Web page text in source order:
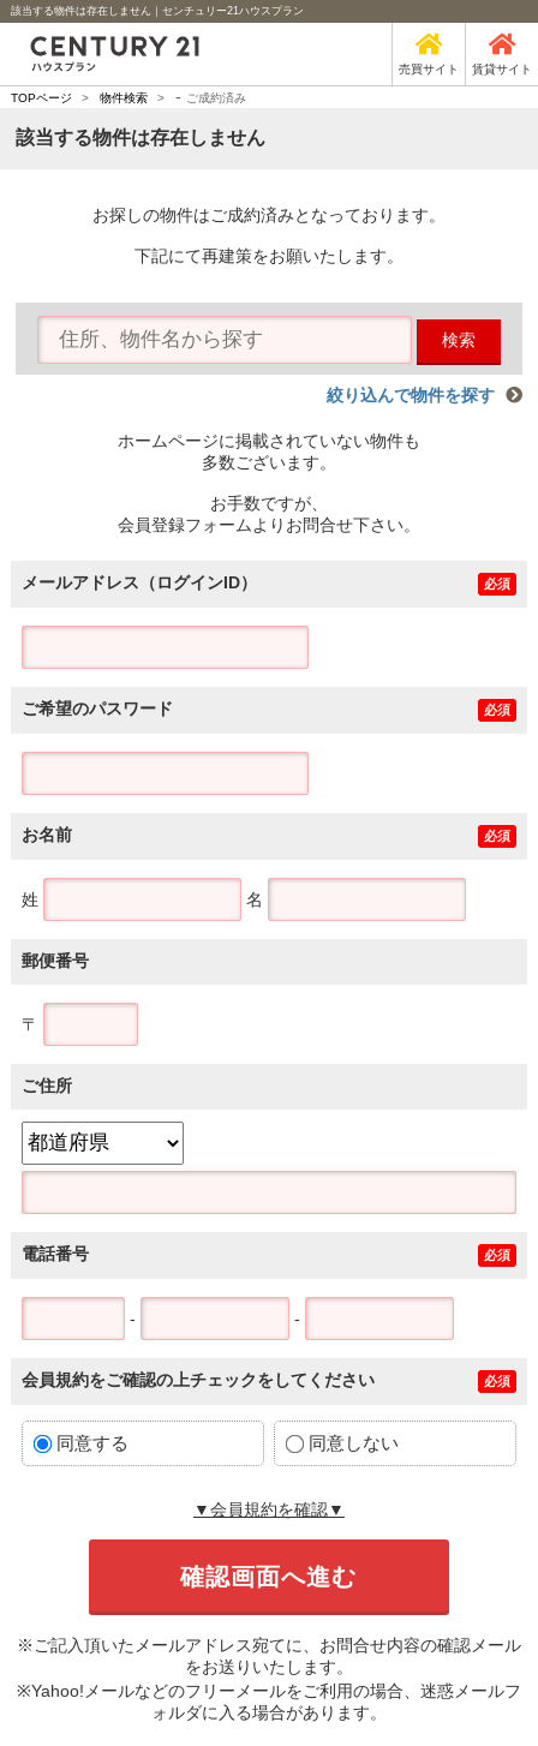
該当する物件は存在しません｜センチュリー21ハウスプラン
売買サイト 賃貸サイト
TOPページ > 物件検索 > - ご成約済み
該当する物件は存在しません
お探しの物件はご成約済みとなっております。
下記にて再建策をお願いたします。
検索
絞り込んで物件を探す
ホームページに掲載されていない物件も
多数ございます。
お手数ですが、
会員登録フォームよりお問合せ下さい。
メールアドレス（ログインID） 必須
ご希望のパスワード 必須
お名前 必須
姓 名
郵便番号
〒
ご住所
電話番号 必須
- -
会員規約をご確認の上チェックをしてください 必須
同意する 同意しない
▼会員規約を確認▼
※ご記入頂いたメールアドレス宛てに、お問合せ内容の確認メール
をお送りいたします。
※Yahoo!メールなどのフリーメールをご利用の場合、迷惑メールフ
ォルダに入る場合があります。